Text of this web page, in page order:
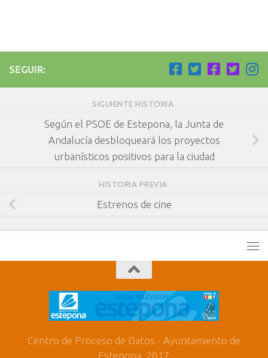
SEGUIR:
SIGUIENTE HISTORIA
Según el PSOE de Estepona, la Junta de
Andalucía desbloqueará los proyectos
urbanísticos positivos para la ciudad
HISTORIA PREVIA
Estrenos de cine
Centro de Proceso de Datos - Ayuntamiento de
Estepona. 2017